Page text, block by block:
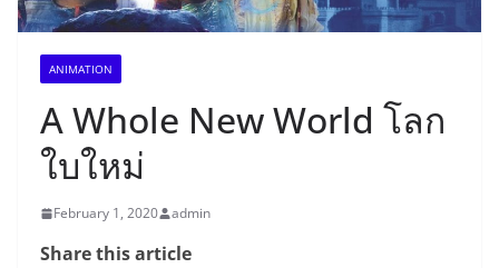
ANIMATION
A Whole New World โลก
ใบใหม่
February 1, 2020 admin
Share this article